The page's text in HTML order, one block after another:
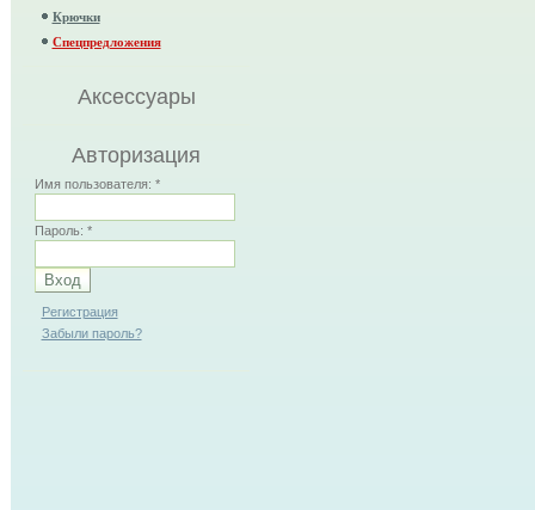
Крючки
Спецпредложения
Аксессуары
Авторизация
Имя пользователя: *
Пароль: *
Регистрация
Забыли пароль?